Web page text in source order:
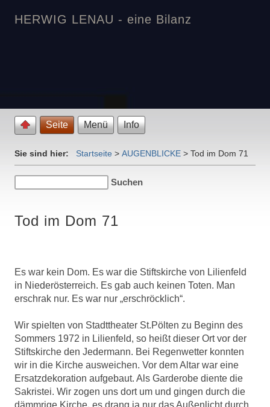
HERWIG LENAU - eine Bilanz
Seite Menü Info
Sie sind hier: Startseite > AUGENBLICKE > Tod im Dom 71
Tod im Dom 71
Es war kein Dom. Es war die Stiftskirche von Lilienfeld
in Niederösterreich. Es gab auch keinen Toten. Man
erschrak nur. Es war nur „erschröcklich“.
Wir spielten von Stadttheater St.Pölten zu Beginn des
Sommers 1972 in Lilienfeld, so heißt dieser Ort vor der
Stiftskirche den Jedermann. Bei Regenwetter konnten
wir in die Kirche ausweichen. Vor dem Altar war eine
Ersatzdekoration aufgebaut. Als Garderobe diente die
Sakristei. Wir zogen uns dort um und gingen durch die
dämmrige Kirche, es drang ja nur das Außenlicht durch